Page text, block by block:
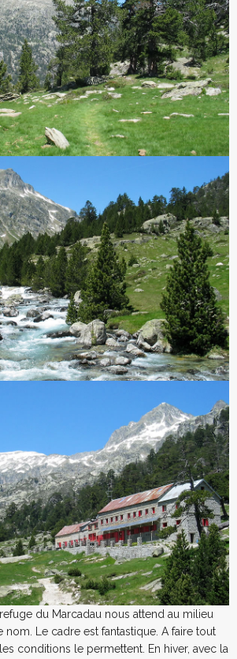
du Marcadau nous attend au milieu
Le cadre est fantastique. A faire tout
conditions le permettent. En hiver, avec la